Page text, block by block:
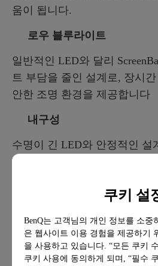
쿠키 설
BenQ는 고객님의 개인 정보를 소중
은 웹사이트 이용 경험을 제공하기
을 사용하고 있습니다. “모든 쿠키
쿠키 사용에 동의하게 되며, “필수
움이 됩니다.
로우 블루라이트
일반적인 LED와 달리
트 부담을 줄인 설계로, 장시
안한 조명 환경을 제공합니다
내구성
수명이 긴 LED와 안정적인 설
한 밝기를 유지할 수 있게 해주
ScreenBar Halo 2:
스 환경을 위한 조